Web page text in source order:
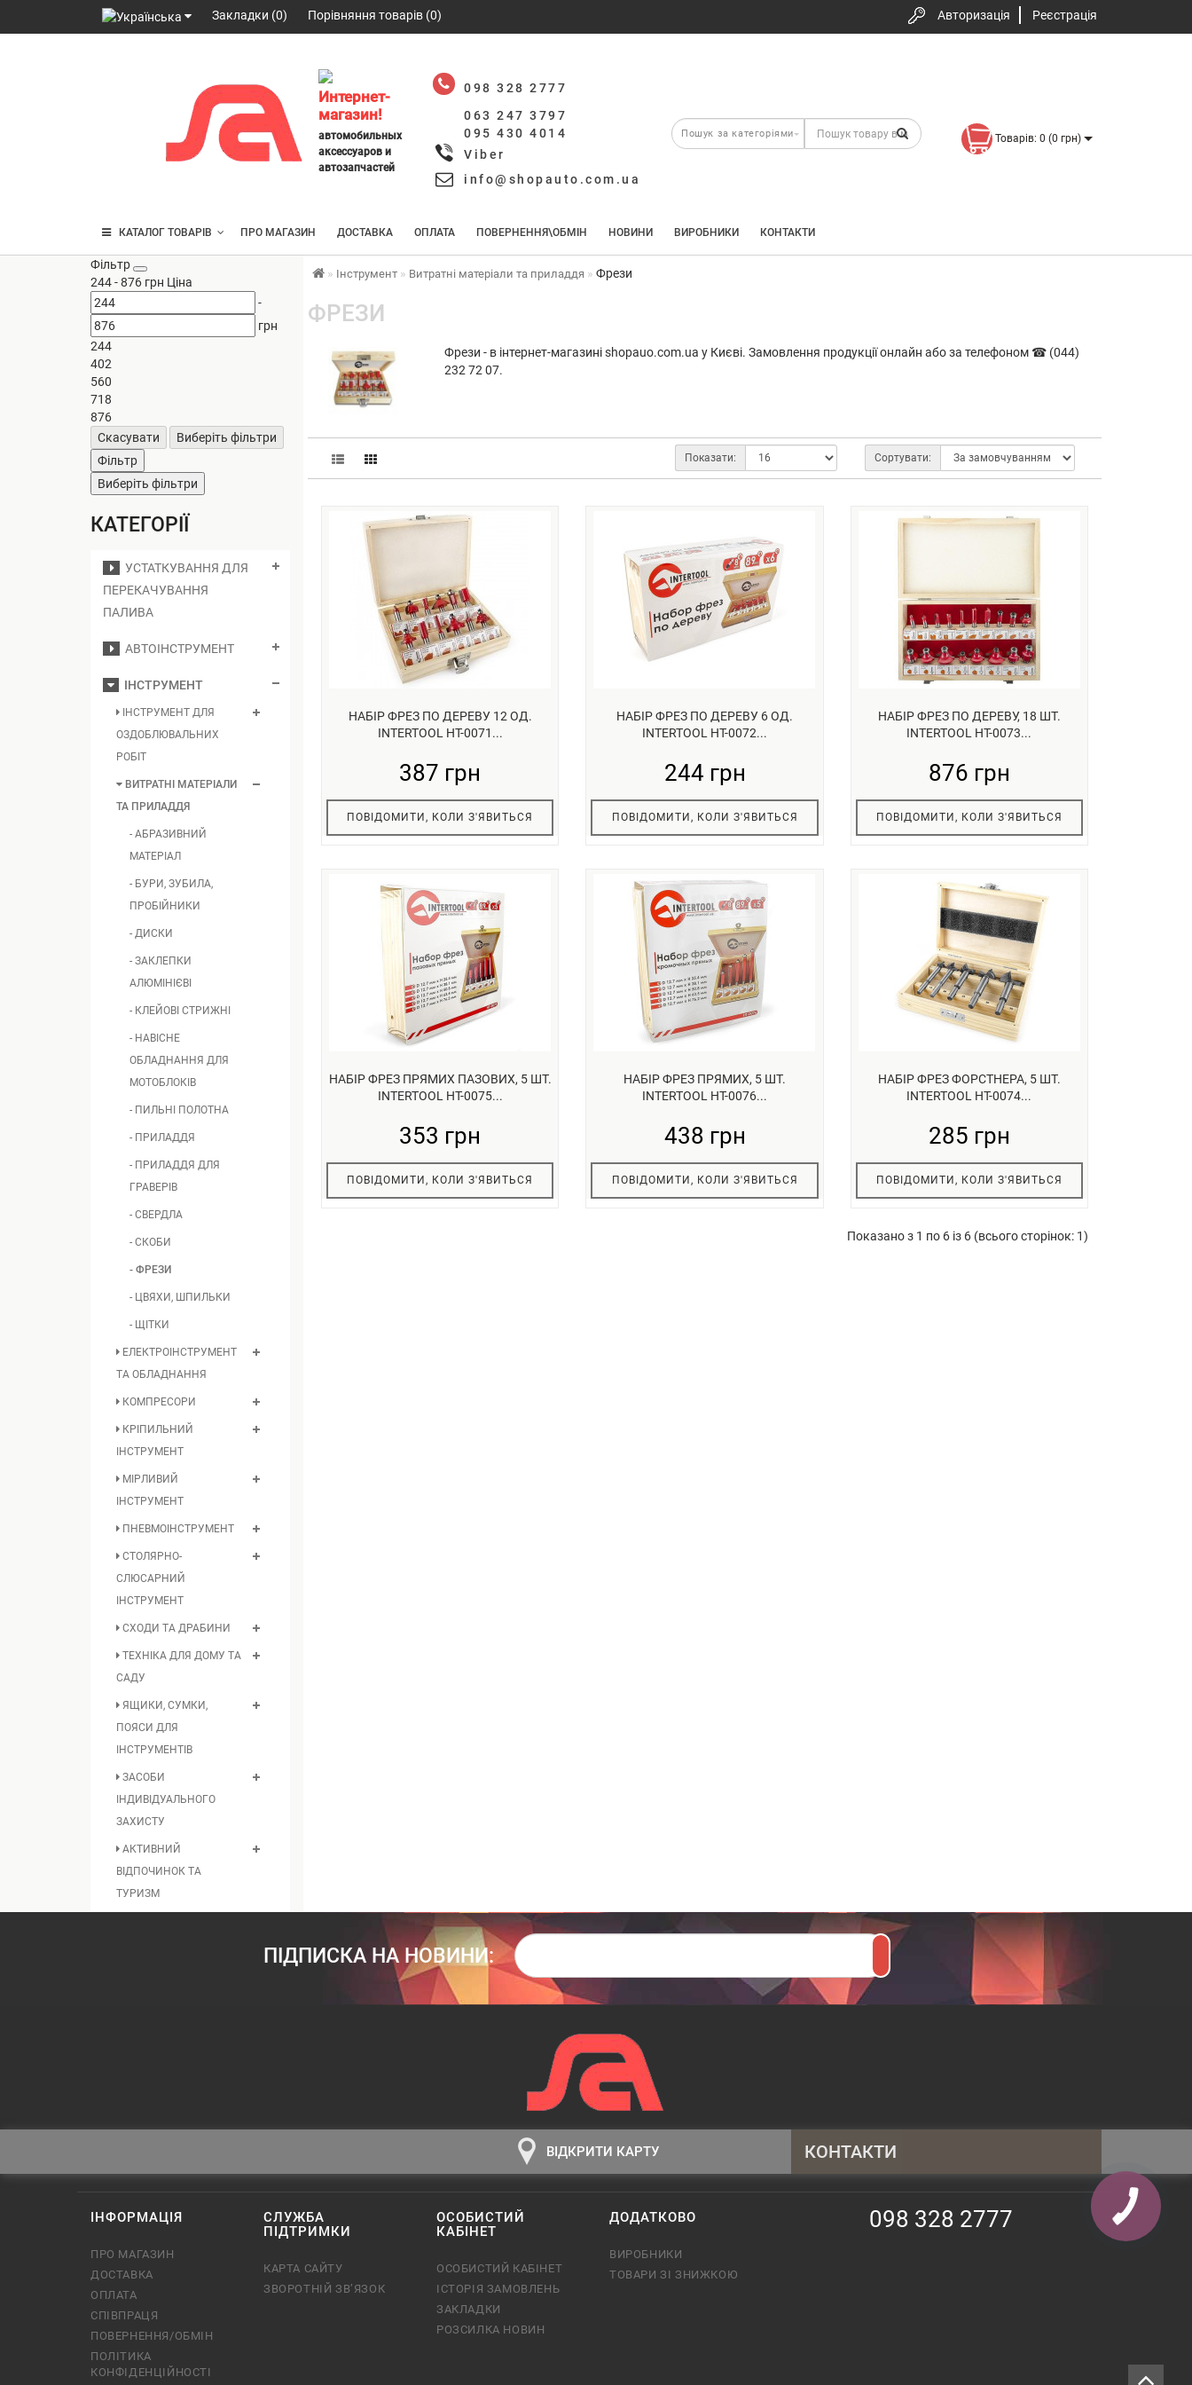
Закладки (0) Порівняння товарів (0) Авторизація Реєстрація
Интернет-
магазин!
автомобильных
аксессуаров и
автозапчастей
098 328 2777
063 247 3797
095 430 4014
Viber
info@shopauto.com.ua
Товарів: 0 (0 грн)
КАТАЛОГ ТОВАРІВ ПРО МАГАЗИН ДОСТАВКА ОПЛАТА ПОВЕРНЕННЯ\ОБМІН НОВИНИ ВИРОБНИКИ КОНТАКТИ
Фільтр
244-876 грн Ціна
-
грн
244
402
560
718
876
Скасувати
Виберіть фільтри
Фільтр
Виберіть фільтри
КАТЕГОРІЇ
УСТАТКУВАННЯ ДЛЯ
ПЕРЕКАЧУВАННЯ
ПАЛИВА
АВТОІНСТРУМЕНТ
ІНСТРУМЕНТ
ІНСТРУМЕНТ ДЛЯ
ОЗДОБЛЮВАЛЬНИХ
РОБІТ
ВИТРАТНІ МАТЕРІАЛИ
ТА ПРИЛАДДЯ
- АБРАЗИВНИЙ
МАТЕРІАЛ
- БУРИ, ЗУБИЛА,
ПРОБІЙНИКИ
- ДИСКИ
- ЗАКЛЕПКИ
АЛЮМІНІЄВІ
- КЛЕЙОВІ СТРИЖНІ
- НАВІСНЕ
ОБЛАДНАННЯ ДЛЯ
МОТОБЛОКІВ
- ПИЛЬНІ ПОЛОТНА
- ПРИЛАДДЯ
- ПРИЛАДДЯ ДЛЯ
ГРАВЕРІВ
- СВЕРДЛА
- СКОБИ
- ФРЕЗИ
- ЦВЯХИ, ШПИЛЬКИ
- ЩІТКИ
ЕЛЕКТРОІНСТРУМЕНТ
ТА ОБЛАДНАННЯ
КОМПРЕСОРИ
КРІПИЛЬНИЙ
ІНСТРУМЕНТ
МІРЛИВИЙ
ІНСТРУМЕНТ
ПНЕВМОІНСТРУМЕНТ
СТОЛЯРНО-
СЛЮСАРНИЙ
ІНСТРУМЕНТ
СХОДИ ТА ДРАБИНИ
ТЕХНІКА ДЛЯ ДОМУ ТА
САДУ
ЯЩИКИ, СУМКИ,
ПОЯСИ ДЛЯ
ІНСТРУМЕНТІВ
ЗАСОБИ
ІНДИВІДУАЛЬНОГО
ЗАХИСТУ
АКТИВНИЙ
ВІДПОЧИНОК ТА
ТУРИЗМ
Інструмент Витратні матеріали та приладдя Фрези
ФРЕЗИ
Фрези - в інтернет-магазині shopauo.com.ua у Києві. Замовлення продукції онлайн або за телефоном ☎ (044)
232 72 07.
Сортувати:
Показати:
НАБІР ФРЕЗ ПО ДЕРЕВУ 12 ОД.
INTERTOOL HT-0071...
387 грн
ПОВІДОМИТИ, КОЛИ З'ЯВИТЬСЯ
НАБІР ФРЕЗ ПО ДЕРЕВУ 6 ОД.
INTERTOOL HT-0072...
244 грн
ПОВІДОМИТИ, КОЛИ З'ЯВИТЬСЯ
НАБІР ФРЕЗ ПО ДЕРЕВУ, 18 ШТ.
INTERTOOL HT-0073...
876 грн
ПОВІДОМИТИ, КОЛИ З'ЯВИТЬСЯ
НАБІР ФРЕЗ ПРЯМИХ ПАЗОВИХ, 5 ШТ.
INTERTOOL HT-0075...
353 грн
ПОВІДОМИТИ, КОЛИ З'ЯВИТЬСЯ
НАБІР ФРЕЗ ПРЯМИХ, 5 ШТ.
INTERTOOL HT-0076...
438 грн
ПОВІДОМИТИ, КОЛИ З'ЯВИТЬСЯ
НАБІР ФРЕЗ ФОРСТНЕРА, 5 ШТ.
INTERTOOL HT-0074...
285 грн
ПОВІДОМИТИ, КОЛИ З'ЯВИТЬСЯ
Показано з 1 по 6 із 6 (всього сторінок: 1)
ПІДПИСКА НА НОВИНИ:
ВІДКРИТИ КАРТУ КОНТАКТИ
098 328 2777
ІНФОРМАЦІЯ
ПРО МАГАЗИН
ДОСТАВКА
ОПЛАТА
СПІВПРАЦЯ
ПОВЕРНЕННЯ/ОБМІН
ПОЛІТИКА
КОНФІДЕНЦІЙНОСТІ
СЛУЖБА
ПІДТРИМКИ
КАРТА САЙТУ
ЗВОРОТНІЙ ЗВ’ЯЗОК
ОСОБИСТИЙ
КАБІНЕТ
ОСОБИСТИЙ КАБІНЕТ
ІСТОРІЯ ЗАМОВЛЕНЬ
ЗАКЛАДКИ
РОЗСИЛКА НОВИН
ДОДАТКОВО
ВИРОБНИКИ
ТОВАРИ ЗІ ЗНИЖКОЮ
098 328 2777